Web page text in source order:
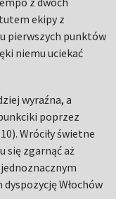
ekipy z
pierwszych punktów
niemu uciekać
wyraźna, a
poprzez
Wróciły świetne
się zgarnąć aż
jednoznacznym
Włochów